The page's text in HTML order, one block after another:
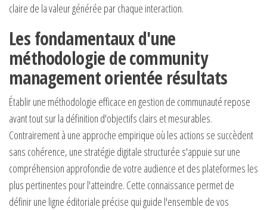
claire de la valeur générée par chaque interaction.
Les fondamentaux d'une
méthodologie de community
management orientée résultats
Établir une méthodologie efficace en gestion de communauté repose
avant tout sur la définition d'objectifs clairs et mesurables.
Contrairement à une approche empirique où les actions se succèdent
sans cohérence, une stratégie digitale structurée s'appuie sur une
compréhension approfondie de votre audience et des plateformes les
plus pertinentes pour l'atteindre. Cette connaissance permet de
définir une ligne éditoriale précise qui guide l'ensemble de vos